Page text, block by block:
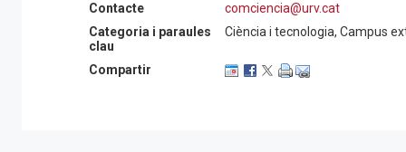
Contacte
comciencia@urv.cat
Categoria i paraules
clau
Ciència i tecnologia, Campus
Compartir